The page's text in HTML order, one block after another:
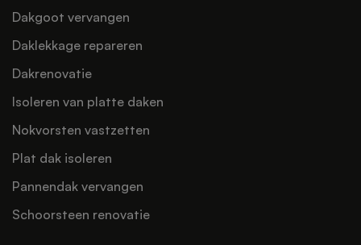
Dakgoot vervangen
Daklekkage repareren
Dakrenovatie
Isoleren van platte daken
Nokvorsten vastzetten
Plat dak isoleren
Pannendak vervangen
Schoorsteen renovatie